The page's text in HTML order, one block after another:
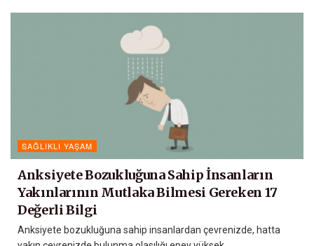
SAĞLIKLI YAŞAM
Anksiyete Bozukluğuna Sahip İnsanların
Yakınlarının Mutlaka Bilmesi Gereken 17
Değerli Bilgi
Anksiyete bozukluğuna sahip insanlardan çevrenizde, hatta